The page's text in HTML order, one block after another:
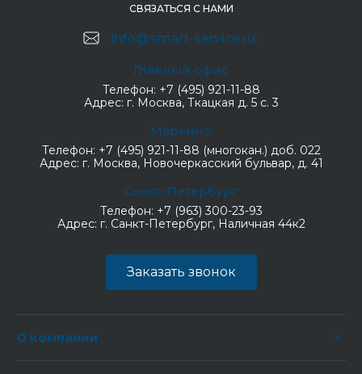
СВЯЗАТЬСЯ С НАМИ
info@smart-service.ru
Главный офис
Телефон: +7 (495) 921-11-88
Адрес: г. Москва, Ткацкая д. 5 с. 3
Марьино
Телефон: +7 (495) 921-11-88 (многокан.) доб. 022
Адрес: г. Москва, Новочеркасский бульвар, д. 41
Санкт-Петербург
Телефон: +7 (963) 300-23-93
Адрес: г. Санкт-Петербург, Наличная 44к2
Заказать звонок
О компании